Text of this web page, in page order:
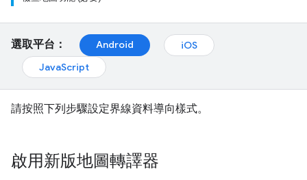
選取平台： Android
iOS
JavaScript
請按照下列步驟設定界線資料導向樣式。
啟用新版地圖轉譯器